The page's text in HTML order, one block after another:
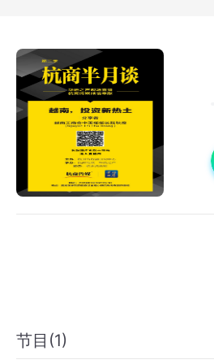
节目(1)